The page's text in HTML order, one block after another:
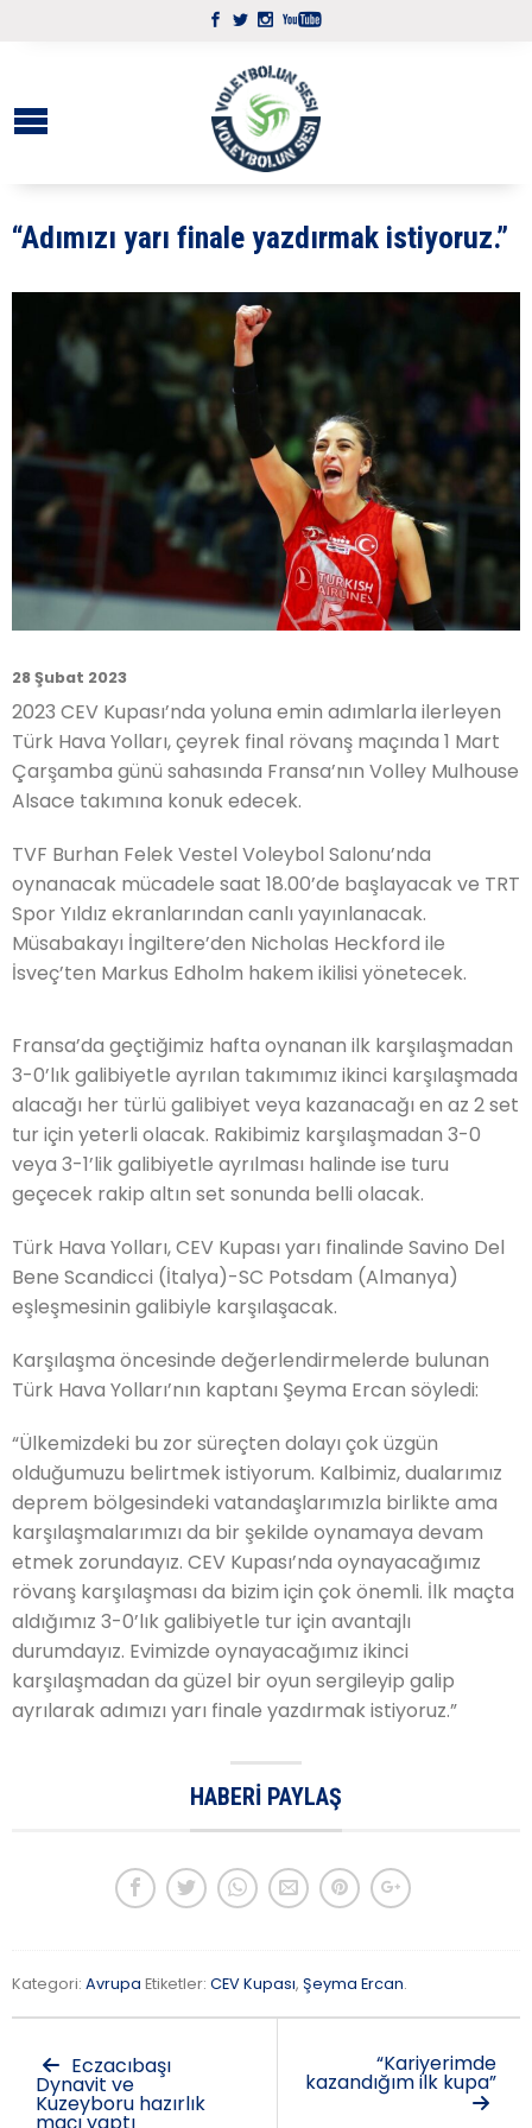
“Adımızı yarı finale yazdırmak istiyoruz.”
28 Şubat 2023
2023 CEV Kupası’nda yoluna emin adımlarla ilerleyen
Türk Hava Yolları, çeyrek final rövanş maçında 1 Mart
Çarşamba günü sahasında Fransa’nın Volley Mulhouse
Alsace takımına konuk edecek.
TVF Burhan Felek Vestel Voleybol Salonu’nda
oynanacak mücadele saat 18.00’de başlayacak ve TRT
Spor Yıldız ekranlarından canlı yayınlanacak.
Müsabakayı İngiltere’den Nicholas Heckford ile
İsveç’ten Markus Edholm hakem ikilisi yönetecek.
Fransa’da geçtiğimiz hafta oynanan ilk karşılaşmadan
3-0’lık galibiyetle ayrılan takımımız ikinci karşılaşmada
alacağı her türlü galibiyet veya kazanacağı en az 2 set
tur için yeterli olacak. Rakibimiz karşılaşmadan 3-0
veya 3-1’lik galibiyetle ayrılması halinde ise turu
geçecek rakip altın set sonunda belli olacak.
Türk Hava Yolları, CEV Kupası yarı finalinde Savino Del
Bene Scandicci (İtalya)-SC Potsdam (Almanya)
eşleşmesinin galibiyle karşılaşacak.
Karşılaşma öncesinde değerlendirmelerde bulunan
Türk Hava Yolları’nın kaptanı Şeyma Ercan söyledi:
“Ülkemizdeki bu zor süreçten dolayı çok üzgün
olduğumuzu belirtmek istiyorum. Kalbimiz, dualarımız
deprem bölgesindeki vatandaşlarımızla birlikte ama
karşılaşmalarımızı da bir şekilde oynamaya devam
etmek zorundayız. CEV Kupası’nda oynayacağımız
rövanş karşılaşması da bizim için çok önemli. İlk maçta
aldığımız 3-0’lık galibiyetle tur için avantajlı
durumdayız. Evimizde oynayacağımız ikinci
karşılaşmadan da güzel bir oyun sergileyip galip
ayrılarak adımızı yarı finale yazdırmak istiyoruz.”
HABERI PAYLAŞ
Kategori: Avrupa Etiketler: CEV Kupası, Şeyma Ercan.
Eczacıbaşı
Dynavit ve
Kuzeyboru hazırlık
“Kariyerimde
kazandığım ilk kupa”